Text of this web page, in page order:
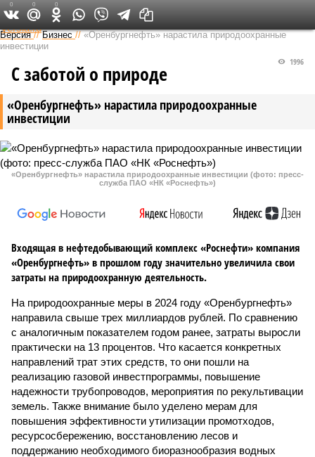
Федеральный выпуск
Версия //Бизнес //«Оренбургнефть» нарастила природоохранные
инвестиции
«Оренбургнефть» нарастила природоохранные
инвестиции
1996
С заботой о природе
«Оренбургнефть» нарастила природоохранные инвестиции (фото: пресс-
служба ПАО «НК «Роснефть»)
Входящая в нефтедобывающий комплекс «Роснефти» компания
«Оренбургнефть» в прошлом году значительно увеличила свои
затраты на природоохранную деятельность.
На природоохранные меры в 2024 году «Оренбургнефть»
направила свыше трех миллиардов рублей. По сравнению
с аналогичным показателем годом ранее, затраты выросли
практически на 13 процентов. Что касается конкретных
направлений трат этих средств, то они пошли на
реализацию газовой инвестпрограммы, повышение
надежности трубопроводов, мероприятия по рекультивации
земель. Также внимание было уделено мерам для
повышения эффективности утилизации промотходов,
ресурсосбережению, восстановлению лесов и
поддержанию необходимого биоразнообразия водных
0 0 0